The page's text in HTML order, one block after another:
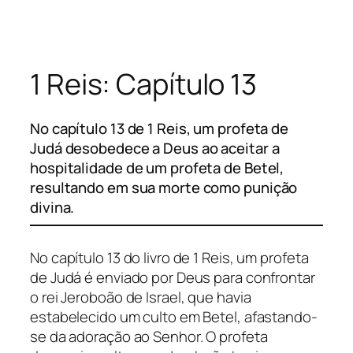
conteúdo
1 Reis: Capítulo 13
No capítulo 13 de 1 Reis, um profeta de
Judá desobedece a Deus ao aceitar a
hospitalidade de um profeta de Betel,
resultando em sua morte como punição
divina.
No capítulo 13 do livro de 1 Reis, um profeta
de Judá é enviado por Deus para confrontar
o rei Jeroboão de Israel, que havia
estabelecido um culto em Betel, afastando-
se da adoração ao Senhor. O profeta